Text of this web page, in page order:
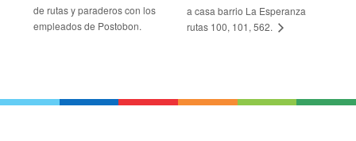
de rutas y paraderos con los
empleados de Postobon.
a casa barrio La Esperanza
rutas 100, 101, 562.